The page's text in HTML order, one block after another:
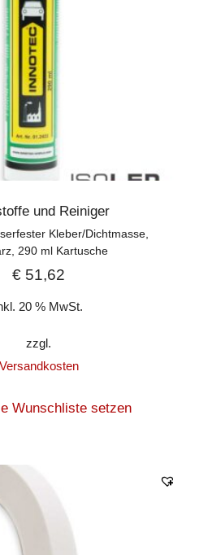
und Reiniger
Kleber/Dichtmasse,
290 ml Kartusche
€ 51,62
20 % MwSt.
zzgl.
Versandkosten
Wunschliste setzen